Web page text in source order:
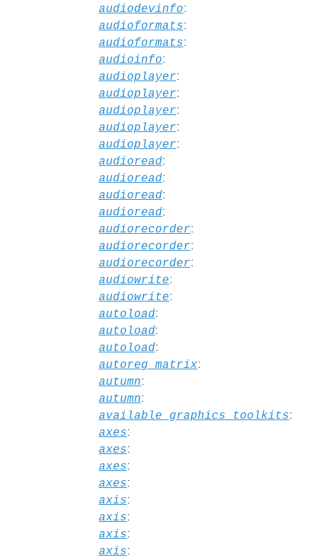
audiodevinfo:
audioformats:
audioformats:
audioinfo:
audioplayer:
audioplayer:
audioplayer:
audioplayer:
audioplayer:
audioread:
audioread:
audioread:
audioread:
audiorecorder:
audiorecorder:
audiorecorder:
audiowrite:
audiowrite:
autoload:
autoload:
autoload:
autoreg_matrix:
autumn:
autumn:
available_graphics_toolkits:
axes:
axes:
axes:
axes:
axis:
axis:
axis:
axis: